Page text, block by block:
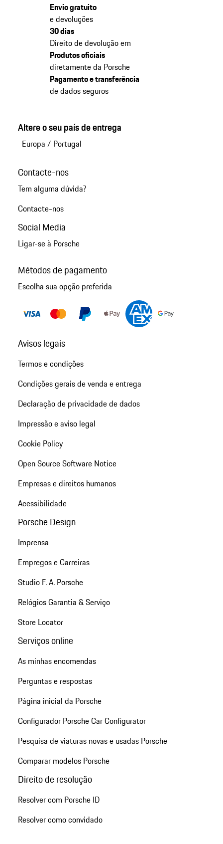
Envio gratuito
e devoluções
30 dias
Direito de devolução em
Produtos oficiais
diretamente da Porsche
Pagamento e transferência
de dados seguros
Altere o seu país de entrega
Europa / Portugal
Contacte-nos
Tem alguma dúvida?
Contacte-nos
Social Media
Ligar-se à Porsche
Métodos de pagamento
Escolha sua opção preferida
Avisos legais
Termos e condições
Condições gerais de venda e entrega
Declaração de privacidade de dados
Impressão e aviso legal
Cookie Policy
Open Source Software Notice
Empresas e direitos humanos
Acessibilidade
Porsche Design
Imprensa
Empregos e Carreiras
Studio F. A. Porsche
Relógios Garantia & Serviço
Store Locator
Serviços online
As minhas encomendas
Perguntas e respostas
Página inicial da Porsche
Configurador Porsche Car Configurator
Pesquisa de viaturas novas e usadas Porsche
Comparar modelos Porsche
Direito de resolução
Resolver com Porsche ID
Resolver como convidado